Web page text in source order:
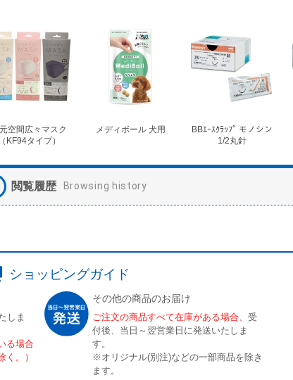
空間広々マスク
KF94タイプ）
メディボール 犬用
BBｴｰｽｸﾗｯﾌﾟ モノシン
1/2丸針
閲覧履歴 Browsing history
ショッピングガイド
しま
る場合
。）
その他の商品のお届け
ご注文の商品すべて在庫がある場合、 受
付後、当日～翌営業日に発送いたしま
す。
※オリジナル(別注)などの一部商品を除き
ます。